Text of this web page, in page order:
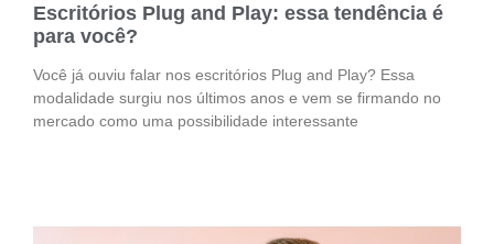
Escritórios Plug and Play: essa tendência é
para você?
Você já ouviu falar nos escritórios Plug and Play? Essa
modalidade surgiu nos últimos anos e vem se firmando no
mercado como uma possibilidade interessante